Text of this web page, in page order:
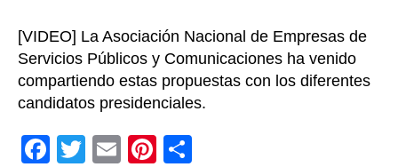
[VIDEO] La Asociación Nacional de Empresas de
Servicios Públicos y Comunicaciones ha venido
compartiendo estas propuestas con los diferentes
candidatos presidenciales.
F
T
E
Pi